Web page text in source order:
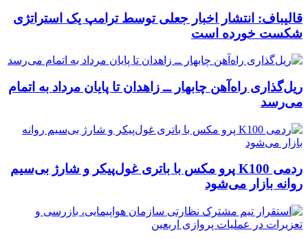
قالیباف: انتشار اخبار جعلی توسط ترامپ یک استراتژی
شکست خورده است
ریل‌گذاری راه‌آهن چابهار ــ زاهدان تا پایان مرداد به اتمام
می‌رسد
ردمی K100 پرو مکس با باتری غول‌پیکر و شارژ بی‌سیم
روانه بازار می‌شود